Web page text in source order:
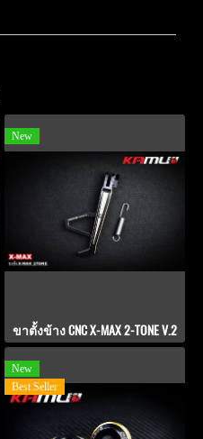
New
ขาตั้งข้าง CNC X-MAX 2-TONE V.2
New
Best Seller